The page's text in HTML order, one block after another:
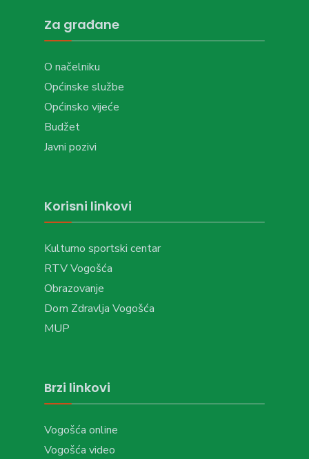
Za građane
O načelniku
Općinske službe
Općinsko vijeće
Budžet
Javni pozivi
Korisni linkovi
Kulturno sportski centar
RTV Vogošća
Obrazovanje
Dom Zdravlja Vogošća
MUP
Brzi linkovi
Vogošća online
Vogošća video